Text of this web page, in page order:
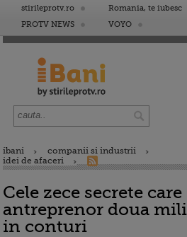
stirileprotv.ro Romania, te iubesc
PROTV NEWS
VOYO
ibani
companii si industrii
idei de afaceri
Cele zece secrete
antreprenor doua
in conturi